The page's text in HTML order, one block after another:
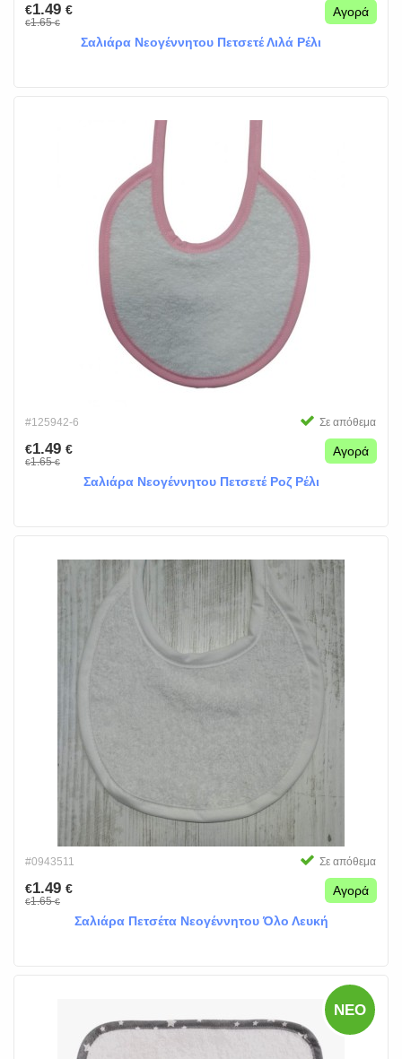
€1.49 €
€1.65€
Αγορά
Σαλιάρα Νεογέννητου Πετσετέ Λιλά Ρέλι
#125942-6 Σε απόθεμα
€1.49 €
€1.65€
Αγορά
Σαλιάρα Νεογέννητου Πετσετέ Ροζ Ρέλι
#0943511 Σε απόθεμα
€1.49 €
€1.65€
Αγορά
Σαλιάρα Πετσέτα Νεογέννητου Όλο Λευκή
ΝΈΟ